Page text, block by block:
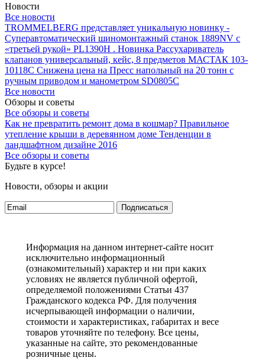
Новости
Все новости
TROMMELBERG представляет уникальную новинку -
Суперавтоматический шиномонтажный станок 1889NV с
«третьей рукой» PL1390H . Новинка Рассухариватель
клапанов универсальный, кейс, 8 предметов МАСТАК 103-
10118C Снижена цена на Пресс напольный на 20 тонн с
ручным приводом и манометром SD0805C
Все новости
Обзоры и советы
Все обзоры и советы
Как не превратить ремонт дома в кошмар? Правильное
утепление крыши в деревянном доме Тенденции в
ландшафтном дизайне 2016
Все обзоры и советы
Будьте в курсе!
Новости, обзоры и акции
Подписаться
Информация на данном интернет-сайте носит
исключительно информационный
(ознакомительный) характер и ни при каких
условиях не является публичной офертой,
определяемой положениями Статьи 437
Гражданского кодекса РФ. Для получения
исчерпывающей информации о наличии,
стоимости и характеристиках, габаритах и весе
товаров уточняйте по телефону. Все цены,
указанные на сайте, это рекомендованные
розничные цены.